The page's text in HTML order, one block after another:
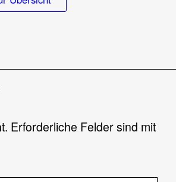
Erforderliche Felder sind mit